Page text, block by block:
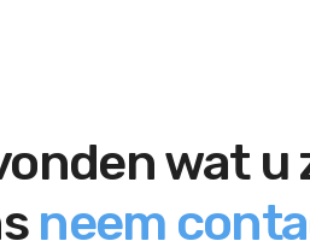
wat u
neem